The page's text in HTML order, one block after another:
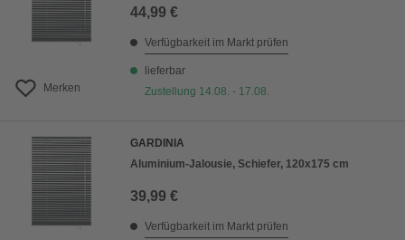
Merken
44,99 €
Verfügbarkeit im Markt prüfen
lieferbar
Zustellung 14.08. - 17.08.
GARDINIA
Aluminium-Jalousie, Schiefer, 120x175 cm
39,99 €
Verfügbarkeit im Markt prüfen